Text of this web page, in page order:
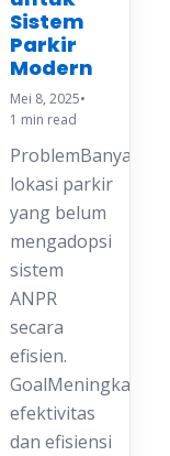
Sistem
Parkir
Modern
Mei 8, 2025•
1 min read
ProblemBanyak
lokasi parkir
yang belum
mengadopsi
sistem
ANPR
secara
efisien.
GoalMeningkatkan
efektivitas
dan efisiensi